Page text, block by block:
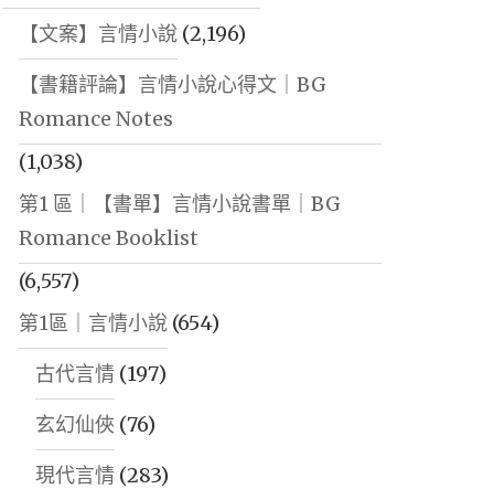
【文案】言情小說(2,196)
【書籍評論】言情小說心得文｜BG
Romance Notes
(1,038)
第1 區｜【書單】言情小說書單｜BG
Romance Booklist
(6,557)
第1區｜言情小說(654)
古代言情(197)
玄幻仙俠 (76)
現代言情(283)